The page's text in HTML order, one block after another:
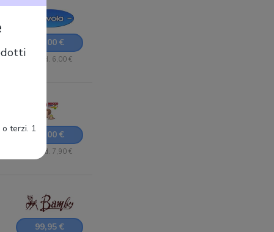
79,00 €
+ Sped. 6,00 €
79,00 €
+ Sped. 7,90 €
99,95 €
terzi. 1